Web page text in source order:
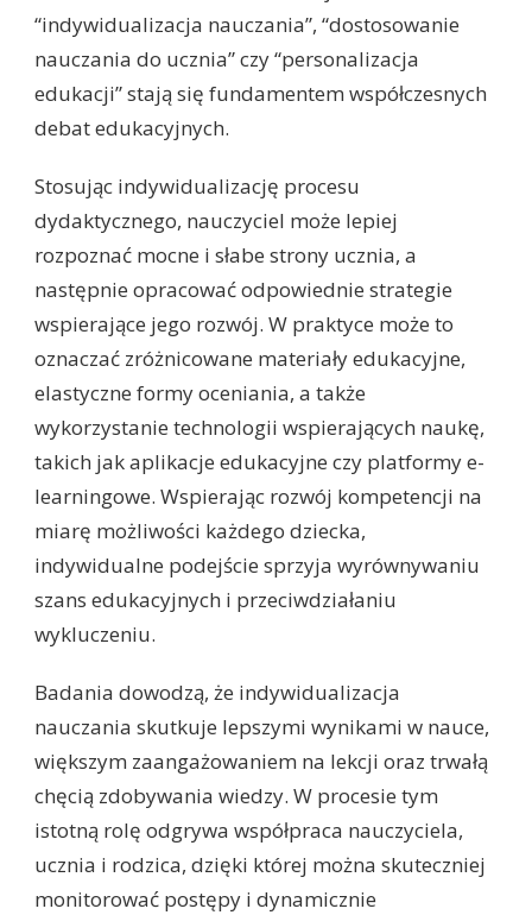
“indywidualizacja nauczania”, “dostosowanie
nauczania do ucznia” czy “personalizacja
edukacji” stają się fundamentem współczesnych
debat edukacyjnych.
Stosując indywidualizację procesu
dydaktycznego, nauczyciel może lepiej
rozpoznać mocne i słabe strony ucznia, a
następnie opracować odpowiednie strategie
wspierające jego rozwój. W praktyce może to
oznaczać zróżnicowane materiały edukacyjne,
elastyczne formy oceniania, a także
wykorzystanie technologii wspierających naukę,
takich jak aplikacje edukacyjne czy platformy e-
learningowe. Wspierając rozwój kompetencji na
miarę możliwości każdego dziecka,
indywidualne podejście sprzyja wyrównywaniu
szans edukacyjnych i przeciwdziałaniu
wykluczeniu.
Badania dowodzą, że indywidualizacja
nauczania skutkuje lepszymi wynikami w nauce,
większym zaangażowaniem na lekcji oraz trwałą
chęcią zdobywania wiedzy. W procesie tym
istotną rolę odgrywa współpraca nauczyciela,
ucznia i rodzica, dzięki której można skuteczniej
monitorować postępy i dynamicznie